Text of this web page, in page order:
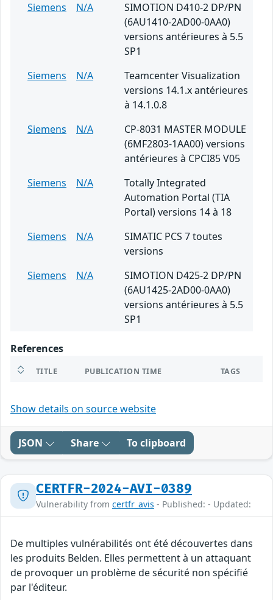
Siemens
N/A
SIMOTION D410-2 DP/PN
(6AU1410-2AD00-0AA0)
versions antérieures à 5.5
SP1
Siemens
N/A
Teamcenter Visualization
versions 14.1.x antérieures
à 14.1.0.8
Siemens
N/A
CP-8031 MASTER MODULE
(6MF2803-1AA00) versions
antérieures à CPCI85 V05
Siemens
N/A
Totally Integrated
Automation Portal (TIA
Portal) versions 14 à 18
Siemens
N/A
SIMATIC PCS 7 toutes
versions
Siemens
N/A
SIMOTION D425-2 DP/PN
(6AU1425-2AD00-0AA0)
versions antérieures à 5.5
SP1
References
TITLE PUBLICATION TIME TAGS
Show details on source website
JSON Share To clipboard
CERTFR-2024-AVI-0389
Vulnerability from certfr_avis - Published: - Updated:
De multiples vulnérabilités ont été découvertes dans
les produits Belden. Elles permettent à un attaquant
de provoquer un problème de sécurité non spécifié
par l'éditeur.